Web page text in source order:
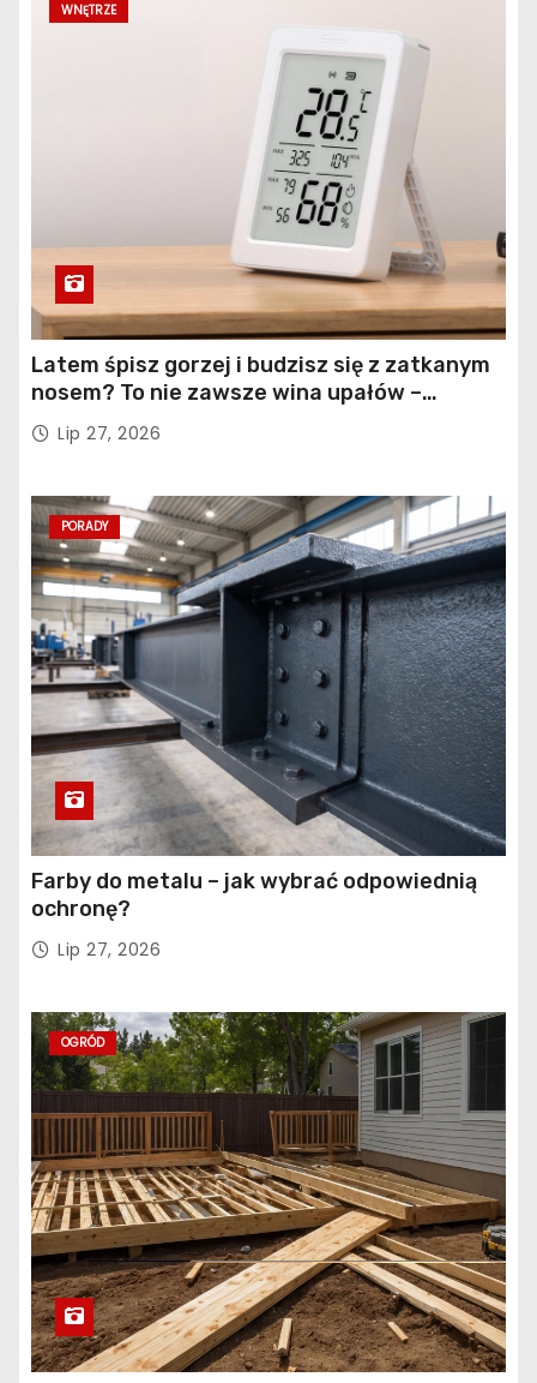
WNĘTRZE
Latem śpisz gorzej i budzisz się z zatkanym
nosem? To nie zawsze wina upałów –
sprawdź, co naprawdę pogarsza jakość snu
Lip 27, 2026
PORADY
Farby do metalu – jak wybrać odpowiednią
ochronę?
Lip 27, 2026
OGRÓD